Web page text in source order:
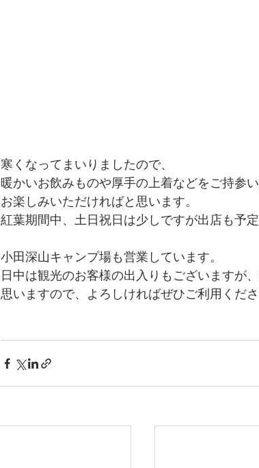
寒くなってまいりましたので、
暖かいお飲みものや厚手の上着などをご持参い
お楽しみいただければと思います。
紅葉期間中、土日祝日は少しですが出店も予定
小田深山キャンプ場も営業しています。
日中は観光のお客様の出入りもございますが
思いますので、よろしければぜひご利用くださ